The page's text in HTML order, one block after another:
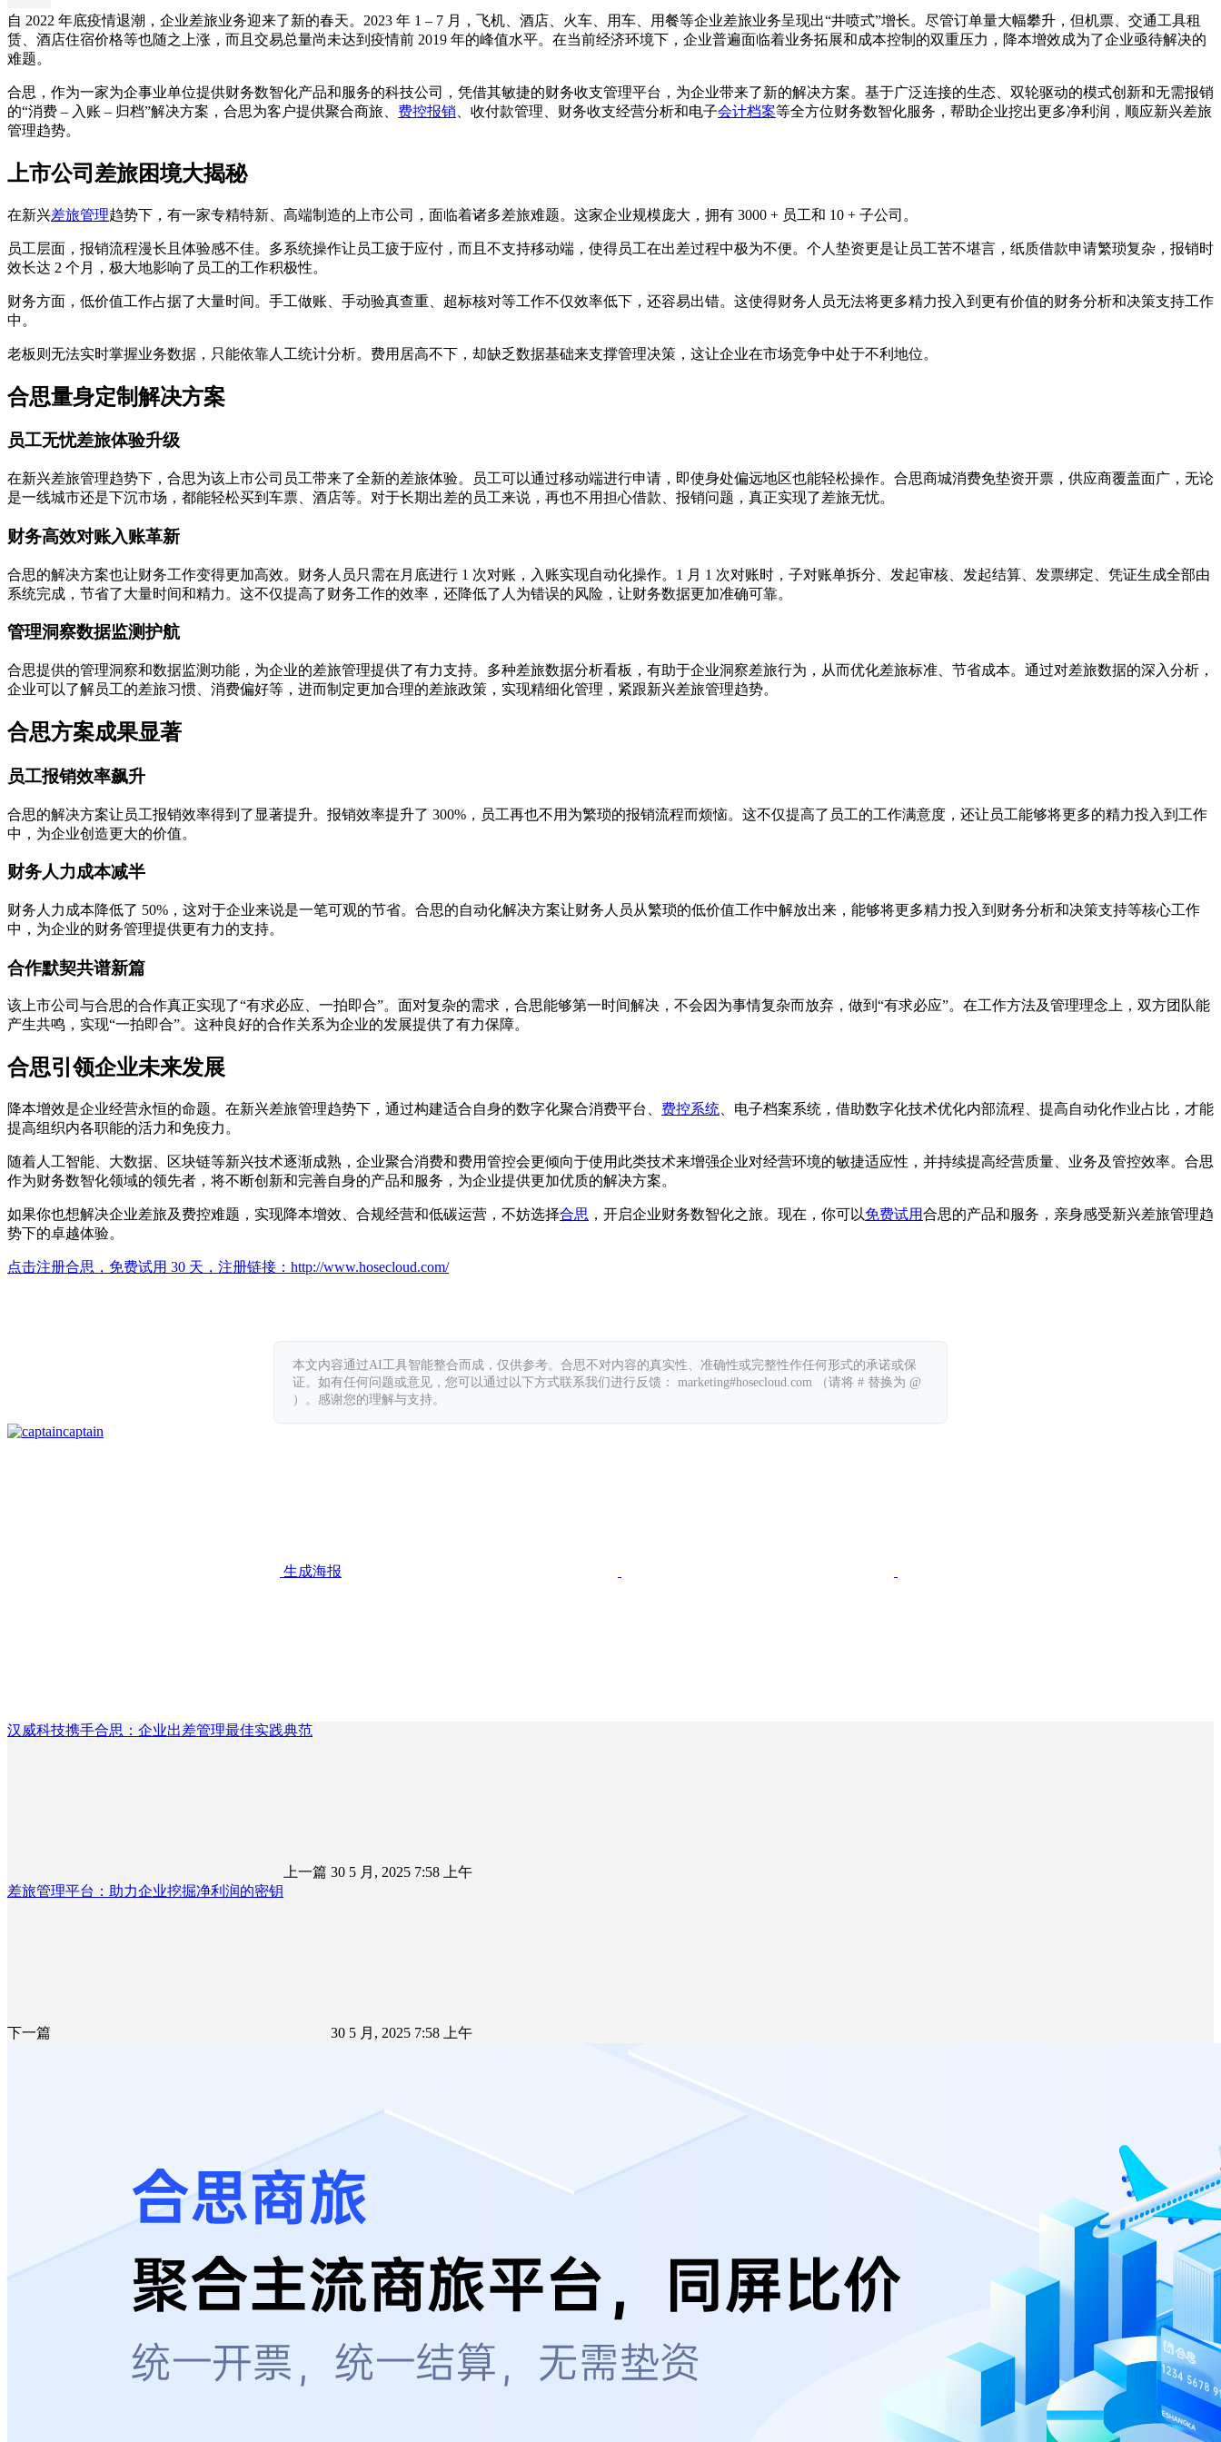
自 2022 年底疫情退潮，企业差旅业务迎来了新的春天。2023 年 1 – 7 月，飞机、酒店、火车、用车、用餐等企业差旅业务呈现出“井喷式”增长。尽管订单量大幅攀升，但机票、交通工具租
赁、酒店住宿价格等也随之上涨，而且交易总量尚未达到疫情前 2019 年的峰值水平。在当前经济环境下，企业普遍面临着业务拓展和成本控制的双重压力，降本增效成为了企业亟待解决的
难题。
合思，作为一家为企事业单位提供财务数智化产品和服务的科技公司，凭借其敏捷的财务收支管理平台，为企业带来了新的解决方案。基于广泛连接的生态、双轮驱动的模式创新和无需报销
的“消费 – 入账 – 归档”解决方案，合思为客户提供聚合商旅、 费控报销 、收付款管理、财务收支经营分析和电子会计档案等全方位财务数智化服务，帮助企业挖出更多净利润，顺应新兴差旅
管理趋势。
上市公司差旅困境大揭秘
在新兴差旅管理趋势下，有一家专精特新、高端制造的上市公司，面临着诸多差旅难题。这家企业规模庞大，拥有 3000 + 员工和 10 + 子公司。
员工层面，报销流程漫长且体验感不佳。多系统操作让员工疲于应付，而且不支持移动端，使得员工在出差过程中极为不便。个人垫资更是让员工苦不堪言，纸质借款申请繁琐复杂，报销时
效长达 2 个月，极大地影响了员工的工作积极性。
财务方面，低价值工作占据了大量时间。手工做账、手动验真查重、超标核对等工作不仅效率低下，还容易出错。这使得财务人员无法将更多精力投入到更有价值的财务分析和决策支持工作
中。
老板则无法实时掌握业务数据，只能依靠人工统计分析。费用居高不下，却缺乏数据基础来支撑管理决策，这让企业在市场竞争中处于不利地位。
合思量身定制解决方案
员工无忧差旅体验升级
在新兴差旅管理趋势下，合思为该上市公司员工带来了全新的差旅体验。员工可以通过移动端进行申请，即使身处偏远地区也能轻松操作。合思商城消费免垫资开票，供应商覆盖面广，无论
是一线城市还是下沉市场，都能轻松买到车票、酒店等。对于长期出差的员工来说，再也不用担心借款、报销问题，真正实现了差旅无忧。
财务高效对账入账革新
合思的解决方案也让财务工作变得更加高效。财务人员只需在月底进行 1 次对账，入账实现自动化操作。1 月 1 次对账时，子对账单拆分、发起审核、发起结算、发票绑定、凭证生成全部由
系统完成，节省了大量时间和精力。这不仅提高了财务工作的效率，还降低了人为错误的风险，让财务数据更加准确可靠。
管理洞察数据监测护航
合思提供的管理洞察和数据监测功能，为企业的差旅管理提供了有力支持。多种差旅数据分析看板，有助于企业洞察差旅行为，从而优化差旅标准、节省成本。通过对差旅数据的深入分析，
企业可以了解员工的差旅习惯、消费偏好等，进而制定更加合理的差旅政策，实现精细化管理，紧跟新兴差旅管理趋势。
合思方案成果显著
员工报销效率飙升
合思的解决方案让员工报销效率得到了显著提升。报销效率提升了 300%，员工再也不用为繁琐的报销流程而烦恼。这不仅提高了员工的工作满意度，还让员工能够将更多的精力投入到工作
中，为企业创造更大的价值。
财务人力成本减半
财务人力成本降低了 50%，这对于企业来说是一笔可观的节省。合思的自动化解决方案让财务人员从繁琐的低价值工作中解放出来，能够将更多精力投入到财务分析和决策支持等核心工作
中，为企业的财务管理提供更有力的支持。
合作默契共谱新篇
该上市公司与合思的合作真正实现了“有求必应、一拍即合”。面对复杂的需求，合思能够第一时间解决，不会因为事情复杂而放弃，做到“有求必应”。在工作方法及管理理念上，双方团队能
产生共鸣，实现“一拍即合”。这种良好的合作关系为企业的发展提供了有力保障。
合思引领企业未来发展
降本增效是企业经营永恒的命题。在新兴差旅管理趋势下，通过构建适合自身的数字化聚合消费平台、 费控系统 、电子档案系统，借助数字化技术优化内部流程、提高自动化作业占比，才能
提高组织内各职能的活力和免疫力。
随着人工智能、大数据、区块链等新兴技术逐渐成熟，企业聚合消费和费用管控会更倾向于使用此类技术来增强企业对经营环境的敏捷适应性，并持续提高经营质量、业务及管控效率。合思
作为财务数智化领域的领先者，将不断创新和完善自身的产品和服务，为企业提供更加优质的解决方案。
如果你也想解决企业差旅及费控难题，实现降本增效、合规经营和低碳运营，不妨选择合思 ，开启企业财务数智化之旅。现在，你可以免费试用合思的产品和服务，亲身感受新兴差旅管理趋
势下的卓越体验。
点击注册合思，免费试用 30 天，注册链接： http://www.hosecloud.com/
本文内容通过AI工具智能整合而成，仅供参考。合思不对内容的真实性、准确性或完整性作任何形式的承诺或保
证。如有任何问题或意见，您可以通过以下方式联系我们进行反馈： marketing#hosecloud.com （请将 # 替换为 @
）。感谢您的理解与支持。
captain
生成海报
汉威科技携手合思：企业出差管理最佳实践典范
上一篇 30 5 月, 2025 7:58 上午
差旅管理平台：助力企业挖掘净利润的密钥
下一篇 30 5 月, 2025 7:58 上午